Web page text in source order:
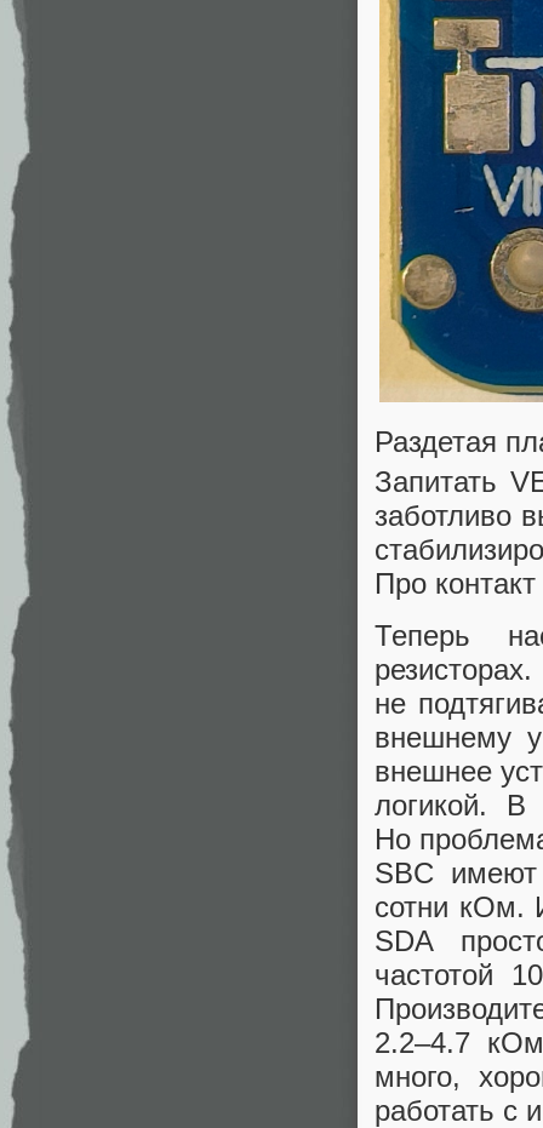
Раздетая
Запитать
заботливо
Про
Теперь
не
внешнему
внешнее
логикой.
Но
SBC
сотни кОм.
SDA
частотой
2.2–4.7
много,
работать с